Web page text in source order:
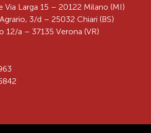
Via Larga 15 – 20122 Milano (MI)
3/d – 25032 Chiari (BS)
12/a – 37135 Verona (VR)